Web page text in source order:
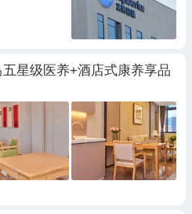
星级医养+酒店式康养享品